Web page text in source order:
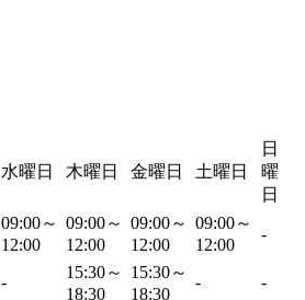
水曜日 木曜日 金曜日 土曜日
日
曜
日
09:00～
12:00
09:00～
12:00
09:00～
12:00
09:00～
12:00
-
-
15:30～
18:30
15:30～
18:30
- -